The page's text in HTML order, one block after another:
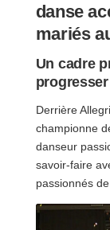
danse
mariés
Un cadre
Derrière
championne
danseur
savoir-faire
passionnés